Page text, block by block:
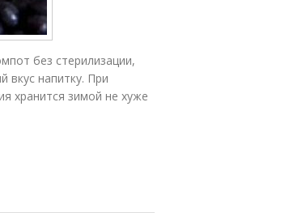
без стерилизации,
вкус напитку. При
хранится зимой не хуже